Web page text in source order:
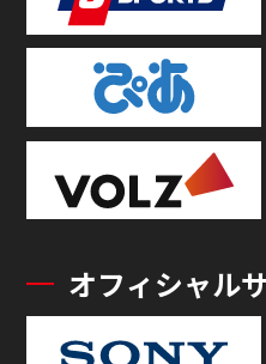
オフィシャル